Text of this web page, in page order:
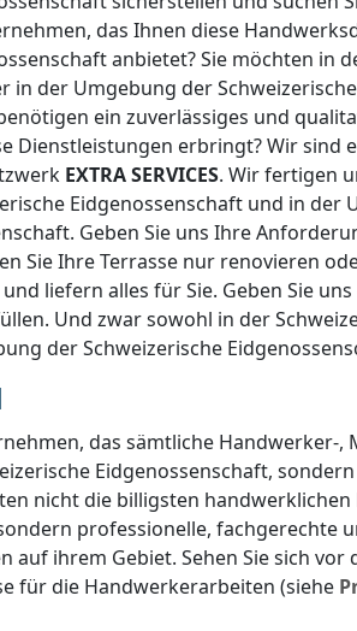
das Ihnen diese
anbietet? Sie möchten in
in der Umgebung der
ein zuverlässiges und
Dienstleistungen erbringt? Wir sind
EXTRA SERVICES. Wir fertigen
Eidgenossenschaft und in der
. Geben Sie uns Ihre
Sie Ihre Terrasse nur renovieren
liefern alles für Sie. Geben Sie
Und zwar sowohl in der
der Schweizerische
das sämtliche Handwerker-,
Eidgenossenschaft,
nicht die billigsten
professionelle, fachgerechte
auf ihrem Gebiet. Sehen Sie sich vor
für die Handwerkerarbeiten (siehe